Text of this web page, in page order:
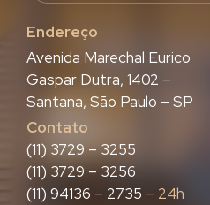
Endereço
Avenida Marechal Eurico
Gaspar Dutra, 1402 –
Santana, São Paulo – SP
Contato
(11) 3729 – 3255
(11) 3729 – 3256
(11) 94136 – 2735 – 24h